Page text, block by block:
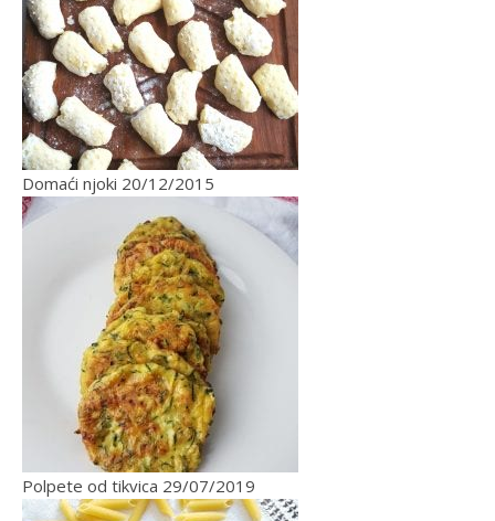
Domaći njoki 20/12/2015
Polpete od tikvica 29/07/2019